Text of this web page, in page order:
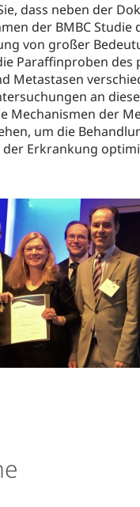
dass neben der
der BMBC
von großer
Paraffinproben des
Metastasen
an
Mechanismen der
um die
der Erkrankung